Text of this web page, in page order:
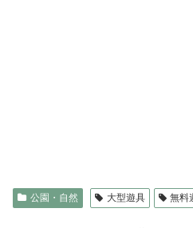
公園・自然 大型遊具 無料